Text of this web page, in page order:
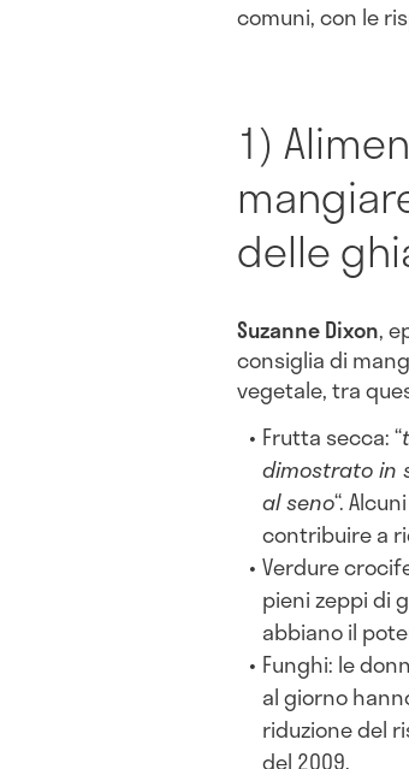
comuni, con le
1)
delle
SuzanneDixon,
consiglia di
vegetale, tra
Frutta secca: “
dimostrato in
al seno“.
contribuire a
Verdure
pieni zeppi di
abbiano il
Funghi: le
al giorno
riduzione del
del 2009.